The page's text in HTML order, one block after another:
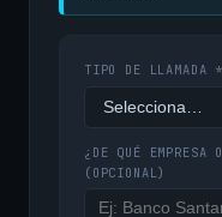
TIPO DE LLAMADA *
¿DE QUÉ EMPRESA
(OPCIONAL)